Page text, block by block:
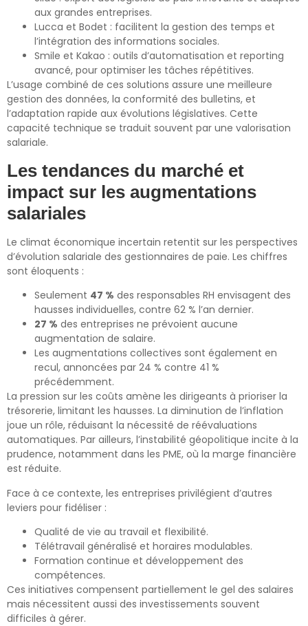
aux grandes entreprises.
Lucca et Bodet : facilitent la gestion des temps et
l’intégration des informations sociales.
Smile et Kakao : outils d’automatisation et reporting
avancé, pour optimiser les tâches répétitives.
L’usage combiné de ces solutions assure une meilleure
gestion des données, la conformité des bulletins, et
l’adaptation rapide aux évolutions législatives. Cette
capacité technique se traduit souvent par une valorisation
salariale.
Les tendances du marché et
impact sur les augmentations
salariales
Le climat économique incertain retentit sur les perspectives
d’évolution salariale des gestionnaires de paie. Les chiffres
sont éloquents :
Seulement 47 % des responsables RH envisagent des
hausses individuelles, contre 62 % l’an dernier.
27 % des entreprises ne prévoient aucune
augmentation de salaire.
Les augmentations collectives sont également en
recul, annoncées par 24 % contre 41 %
précédemment.
La pression sur les coûts amène les dirigeants à prioriser la
trésorerie, limitant les hausses. La diminution de l’inflation
joue un rôle, réduisant la nécessité de réévaluations
automatiques. Par ailleurs, l’instabilité géopolitique incite à la
prudence, notamment dans les PME, où la marge financière
est réduite.
Face à ce contexte, les entreprises privilégient d’autres
leviers pour fidéliser :
Qualité de vie au travail et flexibilité.
Télétravail généralisé et horaires modulables.
Formation continue et développement des
compétences.
Ces initiatives compensent partiellement le gel des salaires
mais nécessitent aussi des investissements souvent
difficiles à gérer.